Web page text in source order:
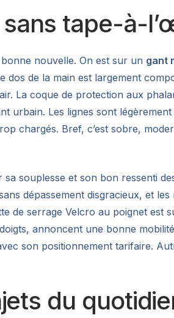
tape-à-
nouvelle. On est sur un gant
de la main est largement
La coque de protection aux
urbain. Les lignes sont
chargés. Bref, c’est sobre,
souplesse et son bon ressenti
dépassement disgracieux, et
de serrage Velcro au poignet est
annoncent une bonne
son positionnement tarifaire.
du